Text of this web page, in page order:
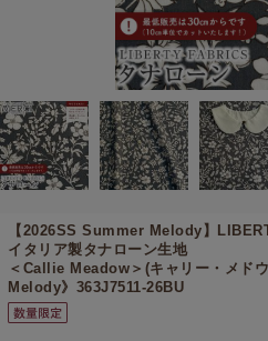
【2026SS Summer Melody】
イタリア製タナローン生地
＜Callie Meadow＞(キャリー・メド
Melody》363J7511-26BU